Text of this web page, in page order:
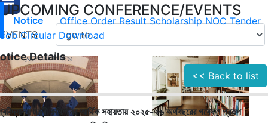
UPCOMING CONFERENCE/EVENTS
EVENTS
Notice Office Order Result Scholarship NOC Tender
Job Circular Download
Details
<< Back to list
মঞ্জুরী কমিশনের আর্থিক সহায়তায় ২০২৫-২৬ অর্থবছরের গবেষণা প্রকল্প